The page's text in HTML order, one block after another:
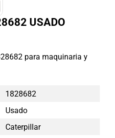
USADO
para maquinaria y
1828682
Usado
Caterpillar